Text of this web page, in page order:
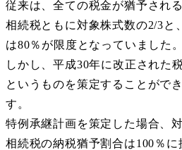
従来は、全ての税金が猶予され
相続税ともに対象株式数の2/3と
は80％が限度となっていました。
しかし、平成30年に改正された
というものを策定することがで
す。
特例承継計画を策定した場合、
相続税の納税猶予割合は100％